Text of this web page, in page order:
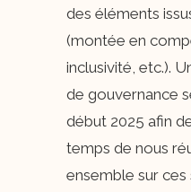
des éléments
(montée en
inclusivité, etc.).
de gouvernance
début 2025 afin
temps de nous
ensemble sur